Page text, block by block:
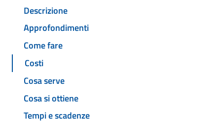
Descrizione
Approfondimenti
Come fare
Costi
Cosa serve
Cosa si ottiene
Tempi e scadenze